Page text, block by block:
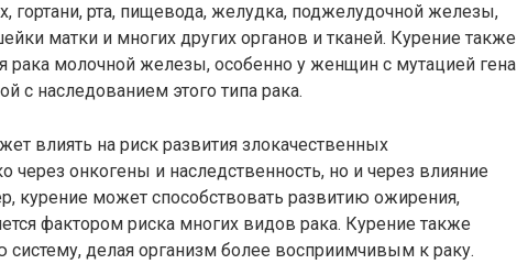
гортани, рта, пищевода, желудка, поджелудочной железы,
матки и многих других органов и тканей. Курение также
рака молочной железы, особенно у женщин с мутацией гена
с наследованием этого типа рака.
влиять на риск развития злокачественных
через онкогены и наследственность, но и через влияние
курение может способствовать развитию ожирения,
фактором риска многих видов рака. Курение также
делая организм более восприимчивым к раку.